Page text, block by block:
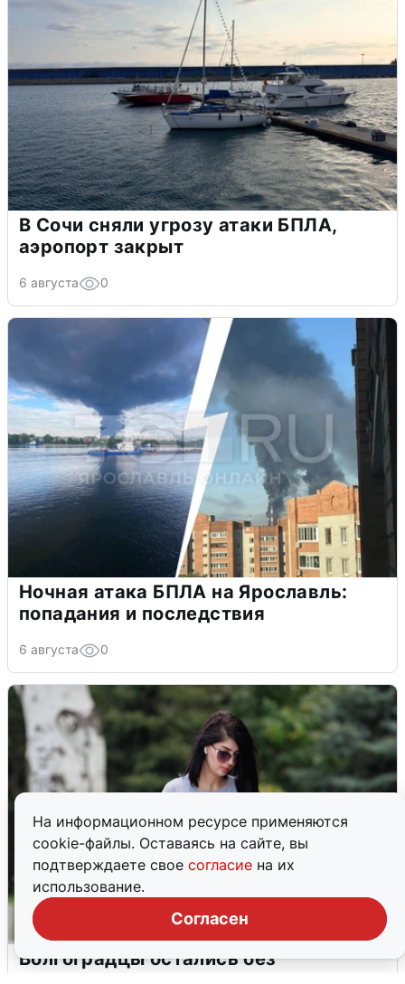
На информационном ресурсе применяются
cookie-файлы. Оставаясь на сайте, вы
подтверждаете свое согласие на их
использование.
Согласен
В Сочи сняли угрозу атаки БПЛА,
аэропорт закрыт
6 августа 0
Ночная атака БПЛА на Ярославль:
попадания и последствия
6 августа 0
Волгоградцы остались без